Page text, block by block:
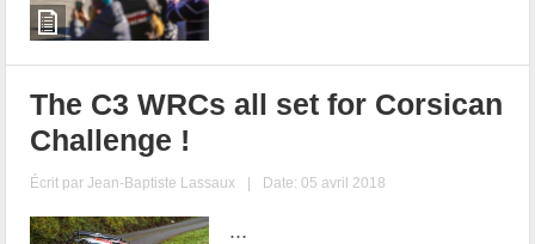
The C3 WRCs all set for Corsican
Challenge !
Écrit parJean-Baptiste Lassaux | Date: 05 avril 2018
...